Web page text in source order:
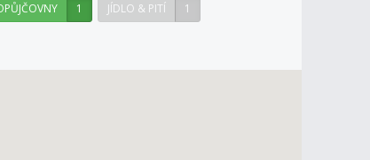
1 JÍDLO & PITÍ 1